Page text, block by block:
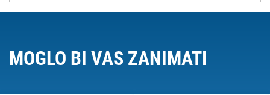
MOGLO BI VAS ZANIMATI